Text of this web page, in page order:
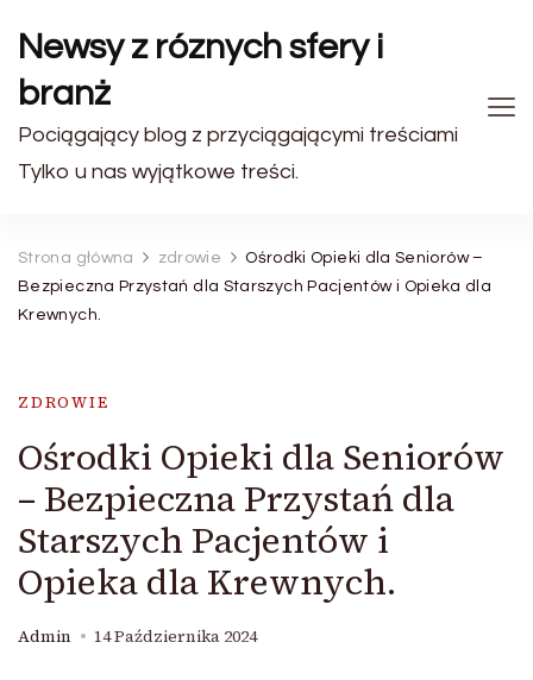
Newsy z róznych sfery i
branż
Pociągający blog z przyciągającymi treściami
Tylko u nas wyjątkowe treści.
Strona główna zdrowie
Ośrodki Opieki dla Seniorów –
Bezpieczna Przystań dla Starszych Pacjentów i Opieka dla
Krewnych.
ZDROWIE
Ośrodki Opieki dla Seniorów
– Bezpieczna Przystań dla
Starszych Pacjentów i
Opieka dla Krewnych.
Admin 14 Października 2024